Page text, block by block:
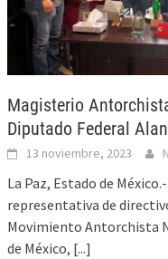
Magisterio
Diputado Federal
13 noviembre, 2023
La Paz, Estado de
representativa de
Movimiento Antorchista
de México, [...]